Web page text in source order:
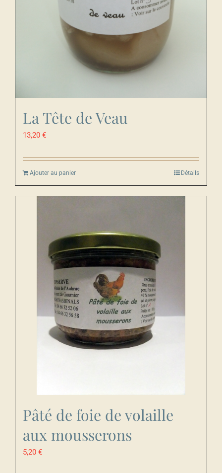
La Tête de Veau
13,20 €
Ajouter au panier Détails
Pâté de foie de volaille
aux mousserons
5,20 €